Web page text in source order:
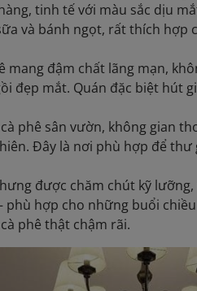
tinh tế với màu sắc dịu
và bánh ngọt, rất thích hợp
mang đậm chất lãng mạn,
đẹp mắt. Quán đặc biệt hút
phê sân vườn, không gian
Đây là nơi phù hợp để
được chăm chút kỹ
phù hợp cho những buổi
phê thật chậm rãi.